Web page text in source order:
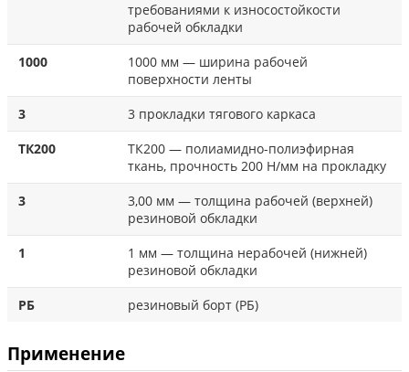
требованиями к износостойкости
рабочей обкладки
1000
1000 мм — ширина рабочей
поверхности ленты
3
3 прокладки тягового каркаса
ТК200
ТК200 — полиамидно-полиэфирная
ткань, прочность 200 Н/мм на прокладку
3
3,00 мм — толщина рабочей (верхней)
резиновой обкладки
1
1 мм — толщина нерабочей (нижней)
резиновой обкладки
РБ
резиновый борт (РБ)
Применение